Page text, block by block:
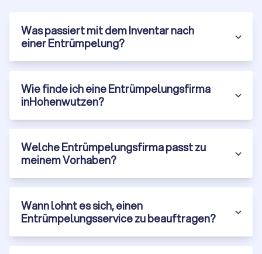
Firma auf unserer Plattform istoffiziell registriert
durchläuft eine manuelleQualitätsprüfung
10 Punkten – basierend auf 9,750 verifizierten
Erfahrungsberichten.
Mit Trustlocal können Sie:
gezielt nach Leistungen wie Haushaltsauflösung,
Anbieterprofile transparentvergleichen,
beschreiben,
undbis zu vier kostenlose, unverbindliche Angebote
So finden Sie nicht nur denbesten Preis, sondern auch den
Anbieter
, der wirklich zu Ihrem Vorhaben passt.
Was passiert mit dem Inventar nach
einer Entrümpelung?
Wie finde ich eine Entrümpelungsfirma
inHohenwutzen?
Welche Entrümpelungsfirma passt zu
meinem Vorhaben?
Wann lohnt es sich, einen
Entrümpelungsservice zu beauftragen?